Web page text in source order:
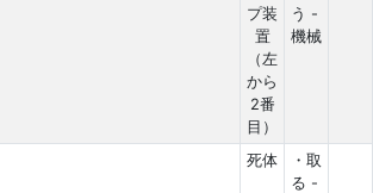
プ装
置
（左
から
2番
目）
う -
機械
死体
・取
る -